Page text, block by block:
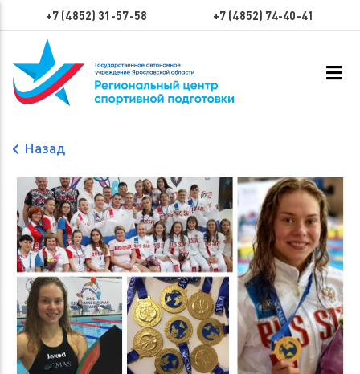
+7 (4852) 31-57-58 +7 (4852) 74-40-41
Назад